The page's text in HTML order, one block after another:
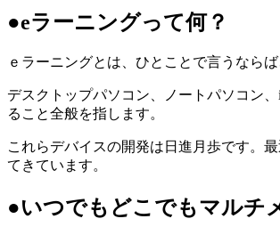
●eラーニングって何？
ｅラーニングとは、ひとことで言うなら
デスクトップパソコン、ノートパソコン
ること全般を指します。
これらデバイスの開発は日進月歩です。
てきています。
●いつでもどこでもマルチ